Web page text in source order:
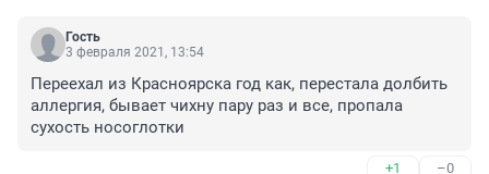
Гость
3 февраля 2021, 13:54
Переехал из Красноярска год как, перестала долбить
аллергия, бывает чихну пару раз и все, пропала
сухость носоглотки
+1 –0